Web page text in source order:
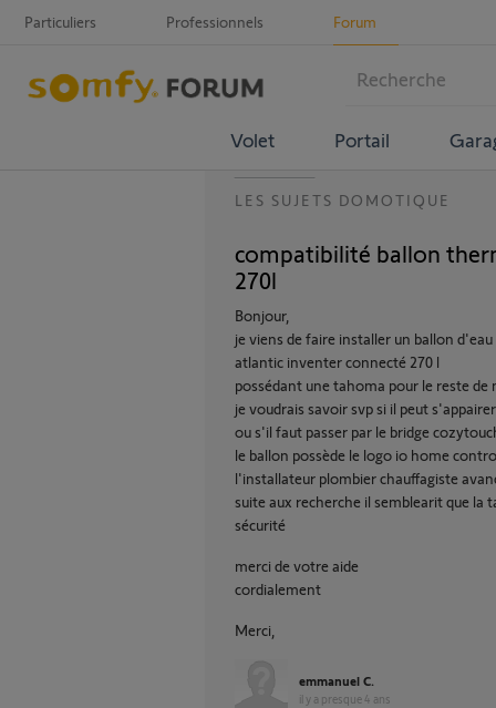
Particuliers Professionnels Forum
Volet Portail
LES SUJETS DOMOTIQUE
compatibilité ballon
270l
Bonjour,
je viens de faire installer un ballon
atlantic inventer connecté 270 l
possédant une tahoma pour le reste de
je voudrais savoir svp si il peut
ou s'il faut passer par le bridge
le ballon possède le logo io home
l'installateur plombier chauffagiste
suite aux recherche il semblearit que la
sécurité
merci de votre aide
cordialement
Merci,
emmanuel C.
il y a presque 4 ans